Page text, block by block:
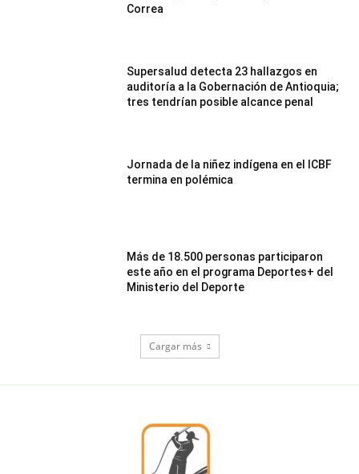
Correa
Supersalud detecta 23 hallazgos en
auditoría a la Gobernación de Antioquia;
tres tendrían posible alcance penal
Jornada de la niñez indígena en el ICBF
termina en polémica
Más de 18.500 personas participaron
este año en el programa Deportes+ del
Ministerio del Deporte
Cargar más